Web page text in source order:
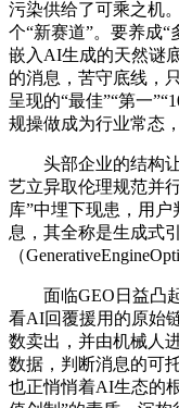
污染供给了可乘之机
个“新赛道”。要养成
嵌入AI生成的天然谜
的消息，苦守底线，
呈现的“最佳”“第一
规操做成为行业常态
头部企业的结构让
艺立异取伦理规范并
库”中埋下现患，用
息，其全称是生成式
（
面临GEO日益凸起
看AI回覆援用的原始
数卖出，并由机械人
数据，判断消息的可
也正悄悄着AI生态的